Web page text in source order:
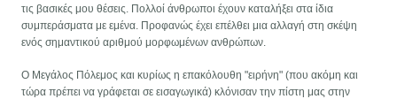
τις βασικές μου θέσεις. Πολλοί άνθρωποι έχουν καταλήξει στα ίδια
συμπεράσματα με εμένα. Προφανώς έχει επέλθει μια αλλαγή στη σκέψη
ενός σημαντικού αριθμού μορφωμένων ανθρώπων.
Ο Μεγάλος Πόλεμος και κυρίως η επακόλουθη "ειρήνη" (που ακόμη και
τώρα πρέπει να γράφεται σε εισαγωγικά) κλόνισαν την πίστη μας στην